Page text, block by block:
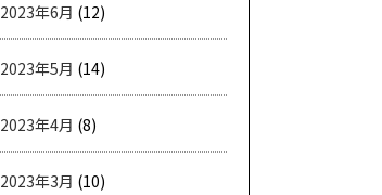
2023年6月 (12)
2023年5月 (14)
2023年4月 (8)
2023年3月 (10)